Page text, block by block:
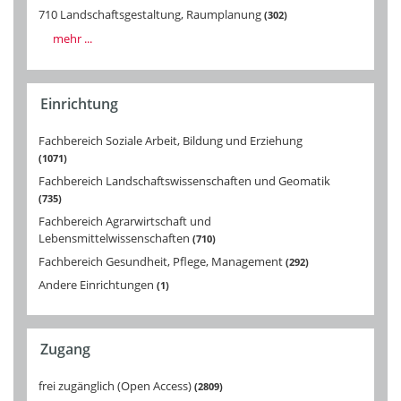
710 Landschaftsgestaltung, Raumplanung 302
mehr ...
Einrichtung
Fachbereich Soziale Arbeit, Bildung und Erziehung
1071
Fachbereich Landschaftswissenschaften und Geomatik
735
Fachbereich Agrarwirtschaft und
Lebensmittelwissenschaften 710
Fachbereich Gesundheit, Pflege, Management 292
Andere Einrichtungen 1
Zugang
frei zugänglich (Open Access) 2809